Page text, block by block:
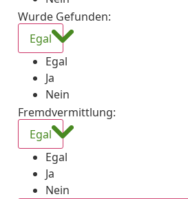
Wurde Gefunden:
Egal
Egal
Ja
Nein
Fremdvermittlung:
Egal
Egal
Ja
Nein